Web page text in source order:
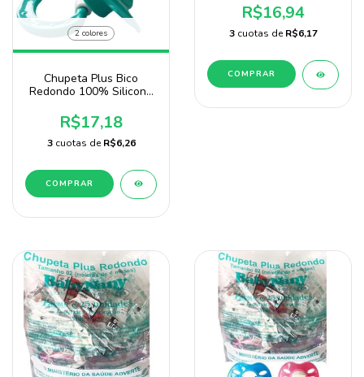
2 colores
Chupeta Plus Bico
Redondo 100% Silicone
Baby Nany
R$17,18
3 cuotas deR$6,26
COMPRAR
R$16,94
3 cuotas deR$6,17
COMPRAR